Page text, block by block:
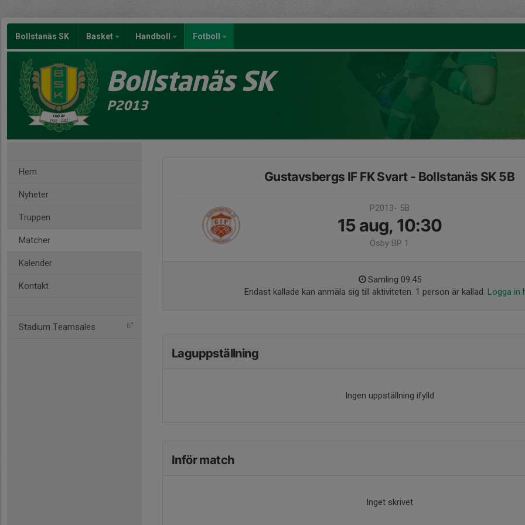
Bollstanäs SK Basket Handboll Fotboll
Bollstanäs SK
P2013
Hem
Nyheter
Truppen
Matcher
Kalender
Kontakt
Stadium Teamsales
Gustavsbergs IF FK Svart - Bollstanäs SK 5B
P2013- 5B
15 aug, 10:30
Ösby BP 1
Samling 09:45
Endast kallade kan anmäla sig till aktiviteten. 1 person är kallad. Logga in
Laguppställning
Ingen uppställning ifylld
Inför match
Inget skrivet